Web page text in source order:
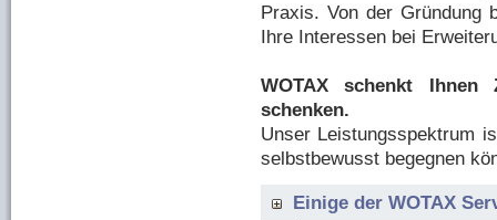
Praxis. Von der Gründung
Ihre Interessen bei
WOTAX schenkt
schenken.
Unser Leistungsspektrum
selbstbewusst begegnen
Einige der WOTAX